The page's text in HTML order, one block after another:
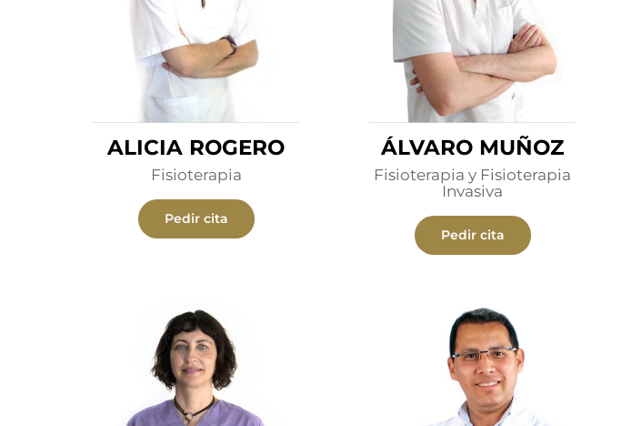
ALICIA ROGERO
Fisioterapia
Pedir cita
ÁLVARO MUÑOZ
Fisioterapia y Fisioterapia
Invasiva
Pedir cita